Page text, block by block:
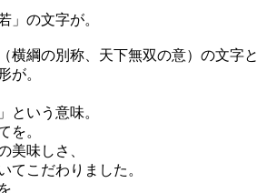
」の文字が。
横綱の別称、天下無双の意）の文字と
が。
という意味。
を。
味しさ、
てこだわりました。